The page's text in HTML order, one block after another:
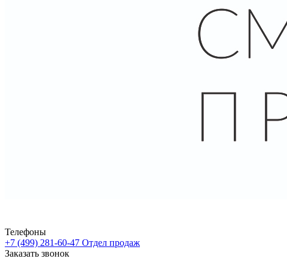
Телефоны
+7 (499) 281-60-47 Отдел продаж
Заказать звонок